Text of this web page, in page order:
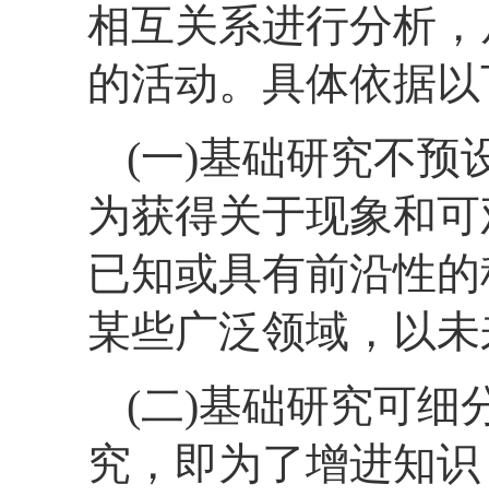
相互关系进行分析
的活动。具体依据
(一)基础研究不预
为获得关于现象和
已知或具有前沿性
某些广泛领域，以
(二)基础研究可细
究，即为了增进知